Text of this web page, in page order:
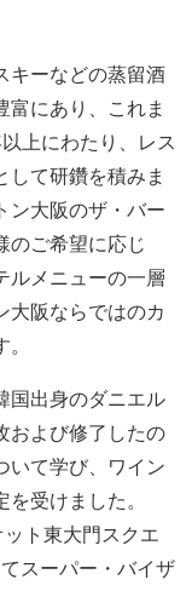
キーなどの蒸留酒
富にあり、これま
上にわたり、レス
して研鑽を積みま
ン大阪のザ・バー
のご希望に応じ
ルメニューの一層
大阪ならではのカ
国出身のダニエル
および修了したの
いて学び、ワイン
受けました。
ト東大門スクエ
スーパー・バイザ